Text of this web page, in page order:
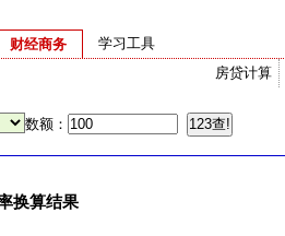
财经商务
房贷计算
学习工具
数额：
换算结果